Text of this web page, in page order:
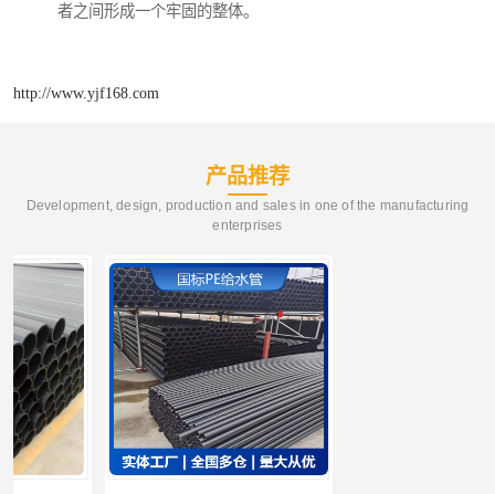
者之间形成一个牢固的整体。
http://www.yjf168.com
产品推荐
Development, design, production and sales in one of the manufacturing
enterprises